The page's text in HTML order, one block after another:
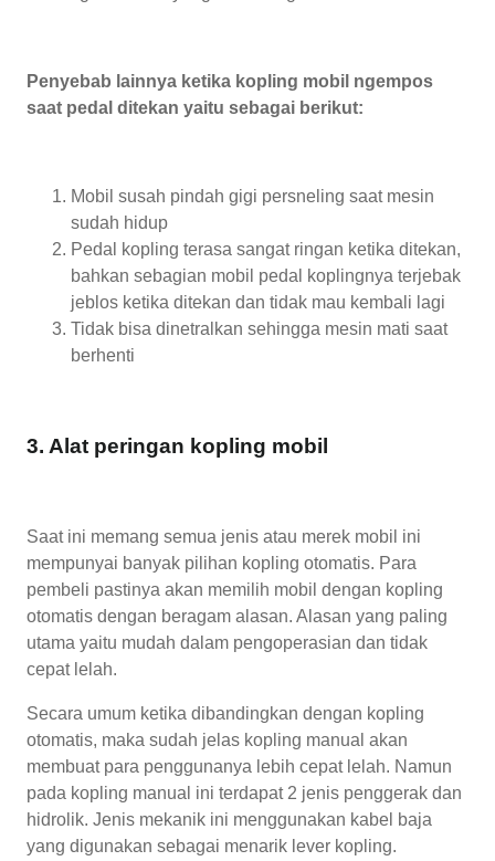
Penyebab lainnya ketika kopling mobil ngempos
saat pedal ditekan yaitu sebagai berikut:
Mobil susah pindah gigi persneling saat mesin
sudah hidup
Pedal kopling terasa sangat ringan ketika ditekan,
bahkan sebagian mobil pedal koplingnya terjebak
jeblos ketika ditekan dan tidak mau kembali lagi
Tidak bisa dinetralkan sehingga mesin mati saat
berhenti
3. Alat peringan kopling mobil
Saat ini memang semua jenis atau merek mobil ini
mempunyai banyak pilihan kopling otomatis. Para
pembeli pastinya akan memilih mobil dengan kopling
otomatis dengan beragam alasan. Alasan yang paling
utama yaitu mudah dalam pengoperasian dan tidak
cepat lelah.
Secara umum ketika dibandingkan dengan kopling
otomatis, maka sudah jelas kopling manual akan
membuat para penggunanya lebih cepat lelah. Namun
pada kopling manual ini terdapat 2 jenis penggerak dan
hidrolik. Jenis mekanik ini menggunakan kabel baja
yang digunakan sebagai menarik lever kopling.